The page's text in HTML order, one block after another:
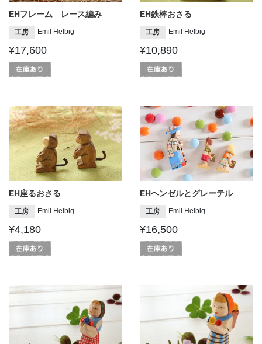
EHフレーム レース編み
工房 Emil Helbig
¥17,600
EH鉄棒おさる
工房 Emil Helbig
¥10,890
EH座るおさる
工房 Emil Helbig
¥4,180
EHヘンゼルとグレーテル
工房 Emil Helbig
¥16,500